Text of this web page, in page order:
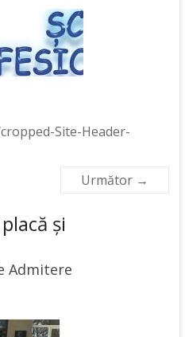
Site-Header-
Următor →
și
Admitere